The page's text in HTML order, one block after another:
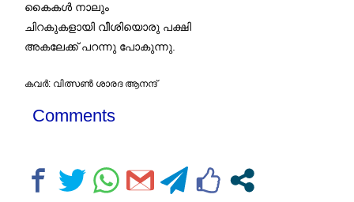
കൈകൾ നാലും
ചിറകുകളായി വീശിയൊരു പക്ഷി
അകലേക്ക്‌ പറന്നു പോകുന്നു.
കവര്‍: വിത്സണ്‍ ശാരദ ആനന്ദ്‌
Comments